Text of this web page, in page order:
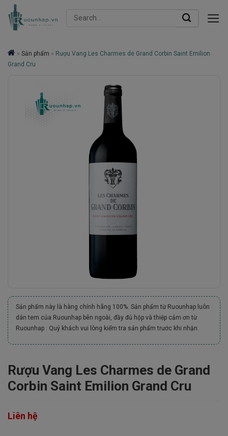
Skip
Search
» Sản phẩm » Rượu Vang Les Charmes de Grand Corbin Saint Emilion
Grand Cru
Sản phẩm này là hàng chính hãng 100%. Sản phẩm từ Ruounhap luôn
dán tem của Ruounhap bên ngoài, đầy đủ hộp và thiệp cảm ơn từ
Ruounhap . Quý khách vui lòng kiểm tra sản phẩm trước khi nhận.
Rượu Vang Les Charmes de Grand
Corbin Saint Emilion Grand Cru
Liên hệ